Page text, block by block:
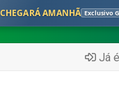
CHEGARÁ AMANHÃ Exclusivo
Já